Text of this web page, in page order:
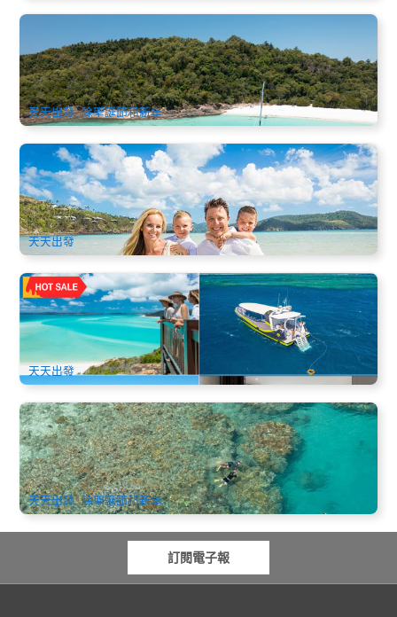
網紅之帆 | 白天堂沙灘 + 聖靈群島私密海灘浮潛一日巡遊（漢
密爾頓島出發）
926 已預訂
AUD $272.00 $275.00
PPP07033
天天出發, 除聖誕節和新年
白天堂沙灘+漢密爾頓島巡航一日遊(Whitehaven Beach and
Hamilton Island)
2k 已預訂
AUD $221.00
PPP07080
天天出發
輕奢全覽 | 聖靈群島夢幻度假村4天3晚上天下海套餐(雙礁快艇
套餐+小飛機+4.5星海景房)(Mirage Whitsundays)
364 已預訂
AUD $1,459.00 $1,605.00
PPP07168
天天出發
聖靈群島浮潛半日遊（漢密爾頓島出發）
624 已預訂
AUD $202.00 $205.00
PPP07042
天天出發, 除聖誕節和新年
訂閱電子報